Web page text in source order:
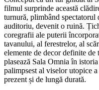
filmul surprinde această
turnură, plimbând spectatorul
auditoriu, devenit o ruină.
coregrafii ale puterii
tavanului, al ferestrelor, al
elemente de decor definite
plasează Sala Omnia în
palimpsest al viselor utopice
prezent și de lungă durată.